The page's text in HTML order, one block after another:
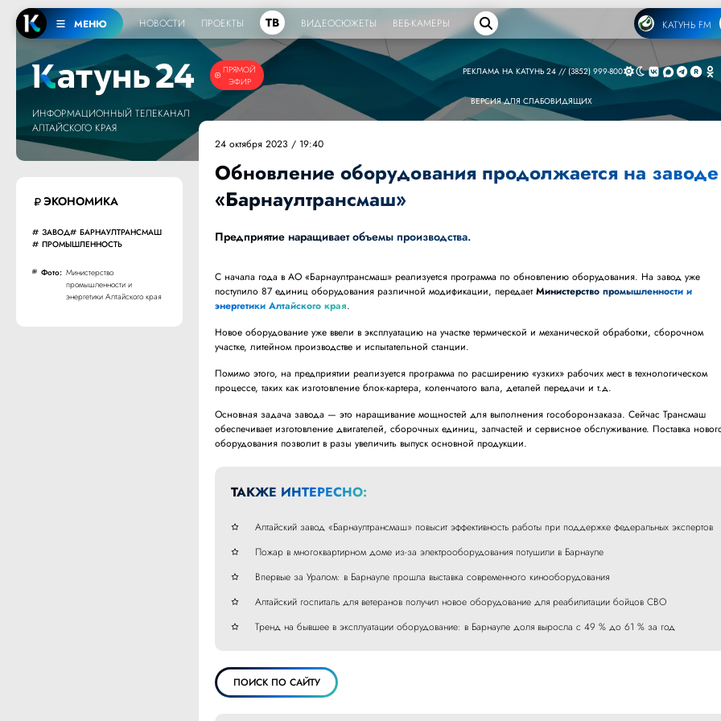
МЕНЮ НОВОСТИ ПРОЕКТЫ ТВ ВИДЕОСЮЖЕТЫ ВЕБ-КАМЕРЫ КАТУНЬ FM
ПРЯМОЙ
ЭФИР
ИНФОРМАЦИОННЫЙ ТЕЛЕКАНАЛ
АЛТАЙСКОГО КРАЯ
РЕКЛАМА НА КАТУНЬ 24 // (3852) 999-800
ВЕРСИЯ ДЛЯ СЛАБОВИДЯЩИХ
ЭКОНОМИКА
ЗАВОД
БАРНАУЛТРАНСМАШ
ПРОМЫШЛЕННОСТЬ
Фото: Министерство
промышленности и
энергетики Алтайского края
24 октября 2023 / 19:40
Обновление оборудования продолжается на заводе
«Барнаултрансмаш»
Предприятие наращивает объемы производства.
С начала года в АО «Барнаултрансмаш» реализуется программа по обновлению оборудования. На завод уже
поступило 87 единиц оборудования различной модификации, передаетМинистерство промышленности и
энергетики Алтайского края.
Новое оборудование уже ввели в эксплуатацию на участке термической и механической обработки, сборочном
участке, литейном производстве и испытательной станции.
Помимо этого, на предприятии реализуется программа по расширению «узких» рабочих мест в технологическом
процессе, таких как изготовление блок-картера, коленчатого вала, деталей передачи и т.д.
Основная задача завода — это наращивание мощностей для выполнения гособоронзаказа. Сейчас Трансмаш
обеспечивает изготовление двигателей, сборочных единиц, запчастей и сервисное обслуживание. Поставка
оборудования позволит в разы увеличить выпуск основной продукции.
ТАКЖЕ ИНТЕРЕСНО:
Алтайский завод «Барнаултрансмаш» повысит эффективность работы при поддержке федеральных экспертов
Пожар в многоквартирном доме из-за электрооборудования потушили в Барнауле
Впервые за Уралом: в Барнауле прошла выставка современного кинооборудования
Алтайский госпиталь для ветеранов получил новое оборудование для реабилитации бойцов СВО
Тренд на бывшее в эксплуатации оборудование: в Барнауле доля выросла с 49 % до 61 % за год
ПОИСК ПО САЙТУ